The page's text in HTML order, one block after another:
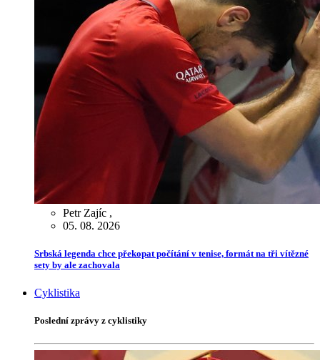
Petr Zajíc ,
05. 08. 2026
Srbská legenda chce překopat počítání v tenise, formát na tři vítězné
sety by ale zachovala
Cyklistika
Poslední zprávy z cyklistiky